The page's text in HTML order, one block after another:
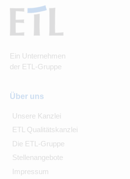
Ein Unternehmen
der ETL-Gruppe
Über uns
Unsere Kanzlei
ETL Qualitätskanzlei
Die ETL-Gruppe
Stellenangebote
Impressum